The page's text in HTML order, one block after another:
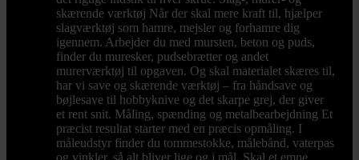
skærende værktøj Når der skal mere kraft til, hjælper
slagværktøj som hamre, mejsler og forhamre dig
igennem. Arbejder du med mursten, beton og puds,
finder du muresker, pudsebrætter og andet
murerværktøj til opgaven. Og skal materialet skæres til,
har vi save og skærende værktøj – fra håndsave og
bøjlesave til hobbyknive og det skarpe grej, der giver
et rent snit. Måling, spænding og metalbearbejdning Et
præcist resultat starter med en præcis opmåling. I
måleudstyr finder du tommestokke, målebånd, vaterpas